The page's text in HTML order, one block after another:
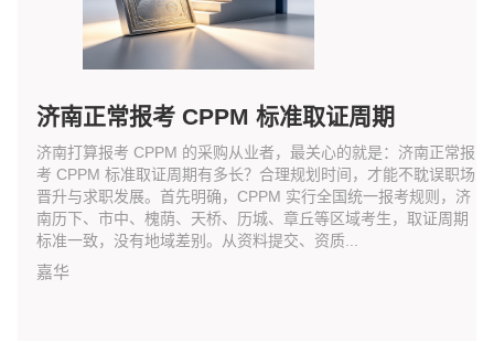
济南正常报考 CPPM 标准取证周期
济南打算报考 CPPM 的采购从业者，最关心的就是：济南正常报
考 CPPM 标准取证周期有多长？合理规划时间，才能不耽误职场
晋升与求职发展。首先明确，CPPM 实行全国统一报考规则，济
南历下、市中、槐荫、天桥、历城、章丘等区域考生，取证周期
标准一致，没有地域差别。从资料提交、资质...
嘉华